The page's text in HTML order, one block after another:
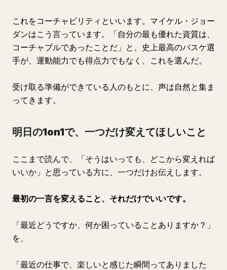
これをコーチャビリティといいます。マイケル・ジョー
ダンはこう言っています。「自分の最も優れた資質は、
コーチャブルであったことだ」と。史上最高のバスケ選
手が、運動能力でも得点力でもなく、これを選んだ。
受け取る準備ができている人のもとに、声は自然と集ま
ってきます。
明日の1on1で、一つだけ変えてほしいこと
ここまで読んで、「そうはいっても、どこから変えれば
いいか」と思っている方に、一つだけお伝えします。
最初の一言を変えること、それだけでいいです。
「最近どうですか、何か困っていることありますか？」
を、
「最近の仕事で、楽しいと感じた瞬間ってありました